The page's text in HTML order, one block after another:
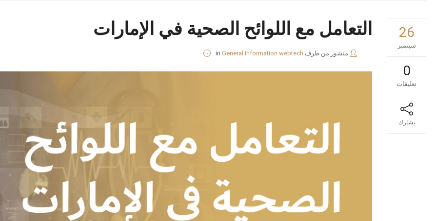
26
سبتمبر
0
تعليقات
يشارك
التعامل مع اللوائح الصحية في الإمارات
منشور من طرف webtech
in General Information